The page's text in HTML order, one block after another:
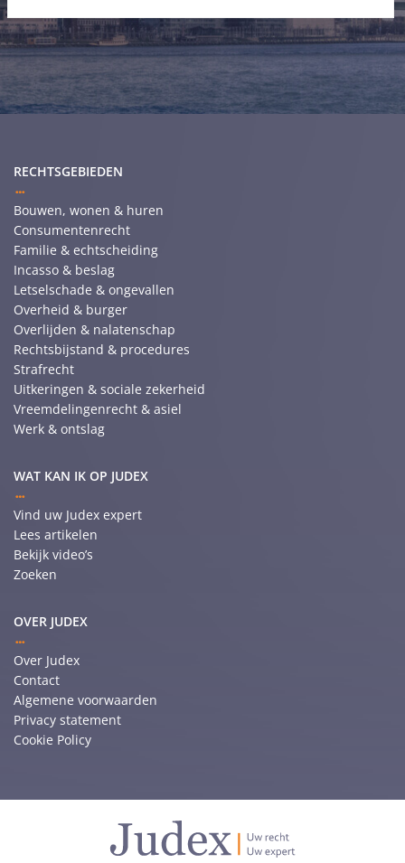
RECHTSGEBIEDEN
Bouwen, wonen & huren
Consumentenrecht
Familie & echtscheiding
Incasso & beslag
Letselschade & ongevallen
Overheid & burger
Overlijden & nalatenschap
Rechtsbijstand & procedures
Strafrecht
Uitkeringen & sociale zekerheid
Vreemdelingenrecht & asiel
Werk & ontslag
WAT KAN IK OP JUDEX
Vind uw Judex expert
Lees artikelen
Bekijk video’s
Zoeken
OVER JUDEX
Over Judex
Contact
Algemene voorwaarden
Privacy statement
Cookie Policy